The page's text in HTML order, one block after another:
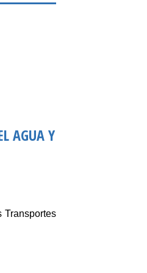
AGUA Y
Transportes